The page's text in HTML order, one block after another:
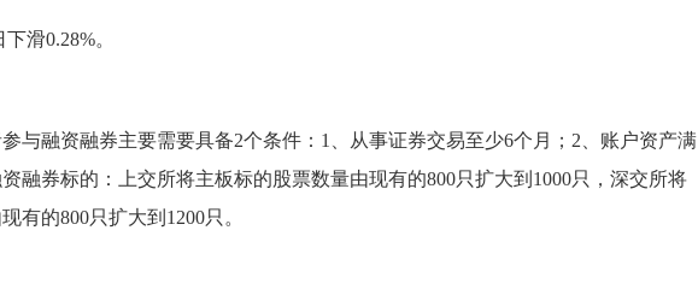
滑0.28%。
参与融资融券主要需要具备2个条件：1、从事证券交易至少6个月；2、账户资产满
融券标的：上交所将主板标的股票数量由现有的800只扩大到1000只，深交所将
有的800只扩大到1200只。